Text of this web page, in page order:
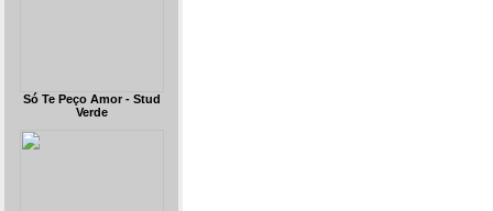
Só Te Peço Amor - Stud
Verde